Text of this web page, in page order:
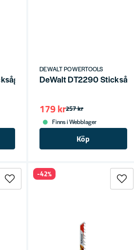
XPC 3-P (Laminat, Hårt trä)
DEWALT POWERTOOLS
DeWalt DT2290
257 kr
179 kr
Finns i Webblager
Köp
-42%